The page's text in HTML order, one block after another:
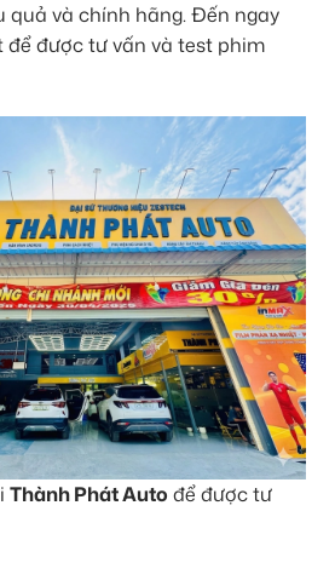
quả và chính hãng. Đến ngay
được tư vấn và test phim
Thành Phát Auto để được tư